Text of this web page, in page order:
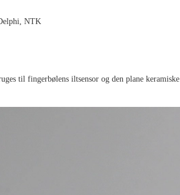
NTK
til fingerbølens iltsensor og den plane keramiske